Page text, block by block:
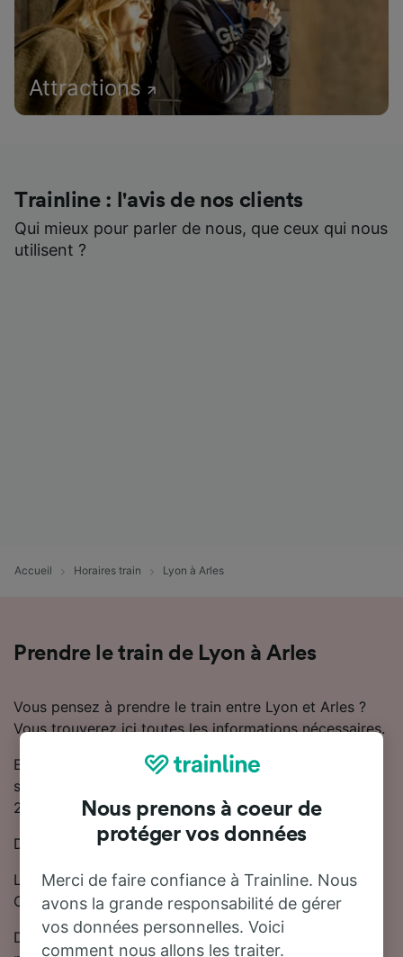
Attractions
Trainline : l'avis de nos clients
Qui mieux pour parler de nous, que ceux qui nous
utilisent ?
Accueil Horaires train Lyon à Arles
Prendre le train de Lyon à Arles
Vous pensez à prendre le train entre Lyon et Arles ?
Vous trouverez ici toutes les informations nécessaires.
En général, il faut compter 3 heures 21 minutes pour
se rendre de Lyon à Arles en train. Il y a généralement
23 trains trains par jour reliant Lyon à Arles.
Des trains directs partent de Lyon vers Arles.
Les trains de cette ligne sont exploités par TGV,
OUIGO et SNCF.
De Lyon à Arles, les billets de train sont disponibles à
Nous prenons à coeur de
protéger vos données
Merci de faire confiance à Trainline. Nous
avons la grande responsabilité de gérer
vos données personnelles. Voici
comment nous allons les traiter.